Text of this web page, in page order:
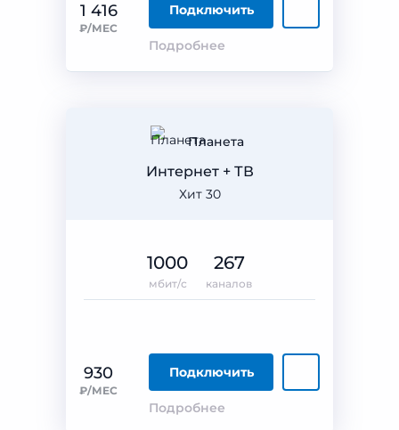
1 416
₽/МЕС
Подключить
Подробнее
Планета
Хит 30
Интернет + ТВ
930
₽/МЕС
Подключить
Подробнее
1000
мбит/с
267
каналов